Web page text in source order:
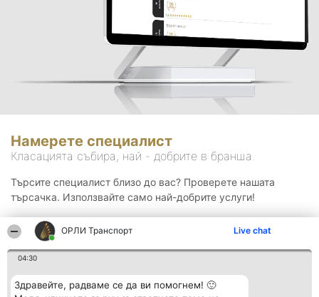
ОРЛИ Транспорт Live chat
04:30
Здравейте, радваме се да ви помогнем! 🙂
Намерете специалист
Класацията събира, най - добрите в бранша.
Търсите специалист близо до вас? Проверете нашата
търсачка. Използвайте само най-добрите услуги!